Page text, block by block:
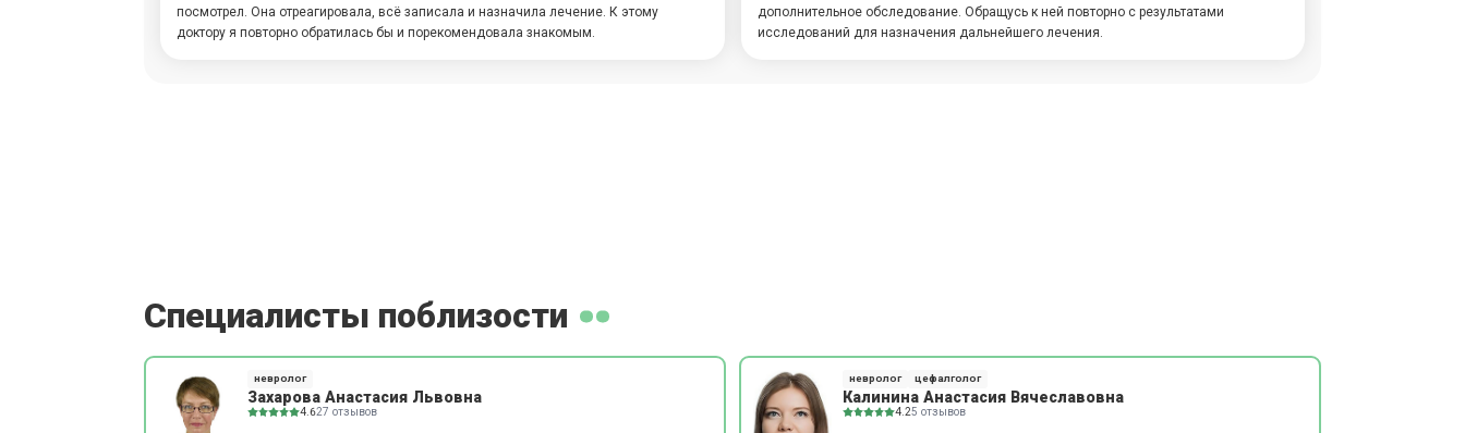
посмотрел. Она отреагировала, всё записала и назначила лечение. К этому
доктору я повторно обратилась бы и порекомендовала знакомым.
дополнительное обследование. Обращусь к ней повторно с результатами
исследований для назначения дальнейшего лечения.
Специалисты поблизости
невролог
Захарова Анастасия Львовна
4.627 отзывов
невролог цефалголог
Калинина Анастасия Вячеславовна
4.25 отзывов